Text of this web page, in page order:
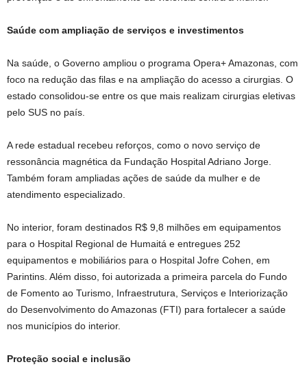
Saúde com ampliação de serviços e investimentos
Na saúde, o Governo ampliou o programa Opera+ Amazonas, com
foco na redução das filas e na ampliação do acesso a cirurgias. O
estado consolidou-se entre os que mais realizam cirurgias eletivas
pelo SUS no país.
A rede estadual recebeu reforços, como o novo serviço de
ressonância magnética da Fundação Hospital Adriano Jorge.
Também foram ampliadas ações de saúde da mulher e de
atendimento especializado.
No interior, foram destinados R$ 9,8 milhões em equipamentos
para o Hospital Regional de Humaitá e entregues 252
equipamentos e mobiliários para o Hospital Jofre Cohen, em
Parintins. Além disso, foi autorizada a primeira parcela do Fundo
de Fomento ao Turismo, Infraestrutura, Serviços e Interiorização
do Desenvolvimento do Amazonas (FTI) para fortalecer a saúde
nos municípios do interior.
Proteção social e inclusão